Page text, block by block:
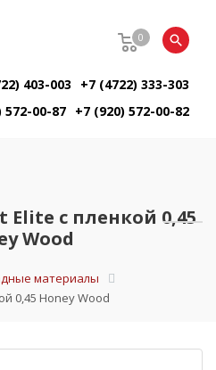
0
403-003
+7 (4722) 333-303
572-00-87 +7 (920) 572-00-82
Elite с пленкой 0,45
Wood
материалы
0,45 Honey Wood